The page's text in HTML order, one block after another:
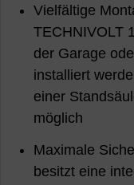
Vielfältige
TECHNIVOLT
der Garage
installiert
einer
möglich
Maximale
besitzt eine